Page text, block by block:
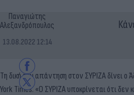
Παναγιώτης
Αλεξανδρόπουλος
13.08.2022 12:14
Τη δική του απάντηση στον ΣΥΡΙΖΑ δίνει
York Times. «Ο ΣΥΡΙΖΑ υποκρίνεται ότι